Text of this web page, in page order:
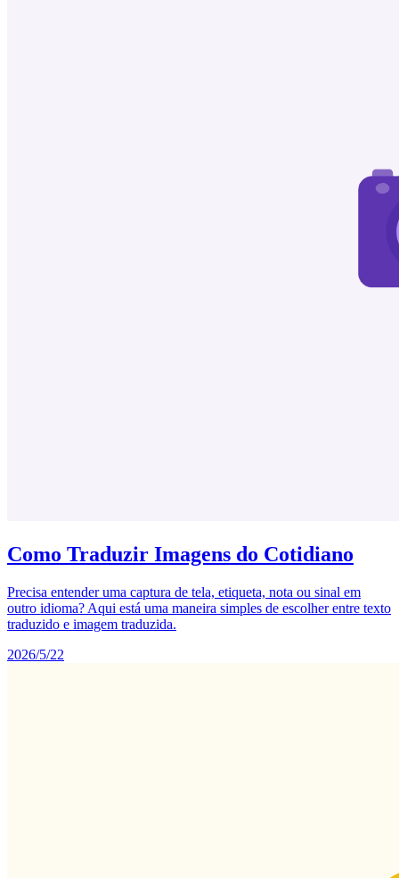
Como Traduzir Imagens do Cotidiano
Precisa entender uma captura de tela, etiqueta, nota ou sinal em
outro idioma? Aqui está uma maneira simples de escolher entre texto
traduzido e imagem traduzida.
2026/5/22